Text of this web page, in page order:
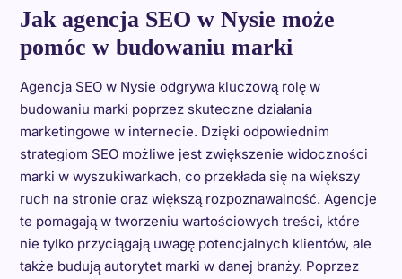
Jak agencja SEO w Nysie może
pomóc w budowaniu marki
Agencja SEO w Nysie odgrywa kluczową rolę w
budowaniu marki poprzez skuteczne działania
marketingowe w internecie. Dzięki odpowiednim
strategiom SEO możliwe jest zwiększenie widoczności
marki w wyszukiwarkach, co przekłada się na większy
ruch na stronie oraz większą rozpoznawalność. Agencje
te pomagają w tworzeniu wartościowych treści, które
nie tylko przyciągają uwagę potencjalnych klientów, ale
także budują autorytet marki w danej branży. Poprzez